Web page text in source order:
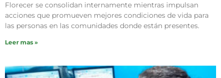
Florecer se consolidan internamente mientras impulsan
acciones que promueven mejores condiciones de vida para
las personas en las comunidades donde están presentes.
Leer mas »